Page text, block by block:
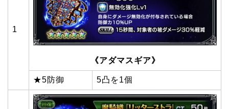
1
《アダマスギア》
★5防御 5凸を1個